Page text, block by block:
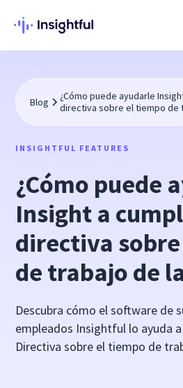
Blog
¿Cómo puede ayudarle
directiva sobre el tiempo de
INSIGHTFUL FEATURES
¿Cómo puede
Insight a
directiva
de trabajo de
Descubra cómo el software de
empleados Insightful lo ayuda
Directiva sobre el tiempo de